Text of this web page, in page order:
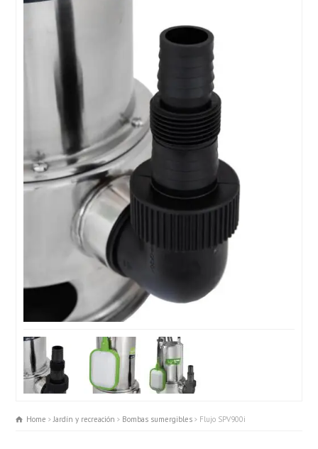
Home Jardín y recreación Bombas sumergibles Flujo SPV900i